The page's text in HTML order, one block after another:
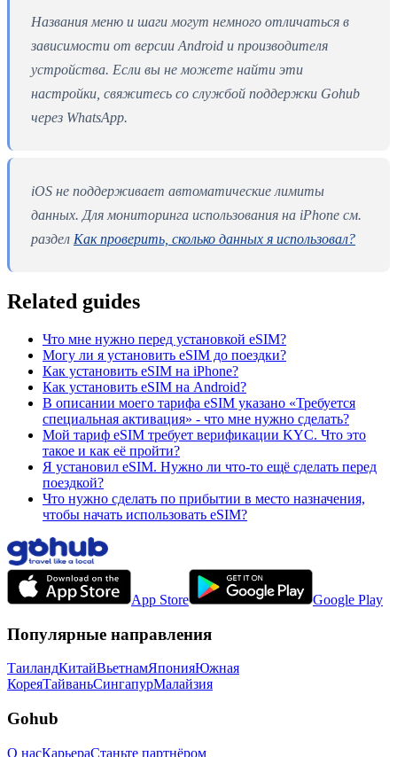
Названия меню и шаги могут немного отличаться в
зависимости от версии Android и производителя
устройства. Если вы не можете найти эти
настройки, свяжитесь со службой поддержки Gohub
через WhatsApp.
iOS не поддерживает автоматические лимиты
данных. Для мониторинга использования на iPhone см.
раздел Как проверить, сколько данных я использовал?
Related guides
Что мне нужно перед установкой eSIM?
Могу ли я установить eSIM до поездки?
Как установить eSIM на iPhone?
Как установить eSIM на Android?
В описании моего тарифа eSIM указано «Требуется
специальная активация» - что мне нужно сделать?
Мой тариф eSIM требует верификации KYC. Что это
такое и как её пройти?
Я установил eSIM. Нужно ли что-то ещё сделать перед
поездкой?
Что нужно сделать по прибытии в место назначения,
чтобы начать использовать eSIM?
App Store Google Play
Популярные направления
ТаиландКитайВьетнамЯпонияЮжная
КореяТайваньСингапурМалайзия
Gohub
О насКарьераСтаньте партнёром